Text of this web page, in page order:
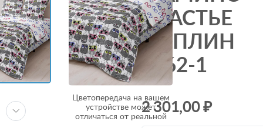
Цветопередача на вашем
устройстве может
отличаться от реальной
СЧАСТЬЕ
ПОПЛИН
8962-1
2 301,00 ₽